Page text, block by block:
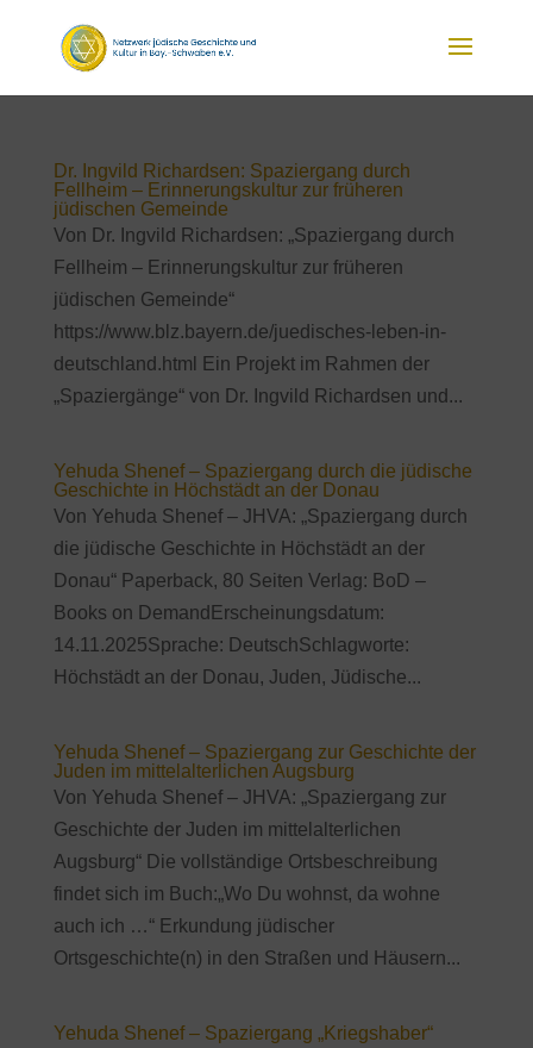
Dr. Ingvild Richardsen: Spaziergang durch
Fellheim – Erinnerungskultur zur früheren
jüdischen Gemeinde
Von Dr. Ingvild Richardsen: „Spaziergang durch
Fellheim – Erinnerungskultur zur früheren
jüdischen Gemeinde“
https://www.blz.bayern.de/juedisches-leben-in-
deutschland.html Ein Projekt im Rahmen der
„Spaziergänge“ von Dr. Ingvild Richardsen und...
Yehuda Shenef – Spaziergang durch die jüdische
Geschichte in Höchstädt an der Donau
Von Yehuda Shenef – JHVA: „Spaziergang durch
die jüdische Geschichte in Höchstädt an der
Donau“ Paperback, 80 Seiten Verlag: BoD –
Books on DemandErscheinungsdatum:
14.11.2025Sprache: DeutschSchlagworte:
Höchstädt an der Donau, Juden, Jüdische...
Yehuda Shenef – Spaziergang zur Geschichte der
Juden im mittelalterlichen Augsburg
Von Yehuda Shenef – JHVA: „Spaziergang zur
Geschichte der Juden im mittelalterlichen
Augsburg“ Die vollständige Ortsbeschreibung
findet sich im Buch:„Wo Du wohnst, da wohne
auch ich …“ Erkundung jüdischer
Ortsgeschichte(n) in den Straßen und Häusern...
Yehuda Shenef – Spaziergang „Kriegshaber“